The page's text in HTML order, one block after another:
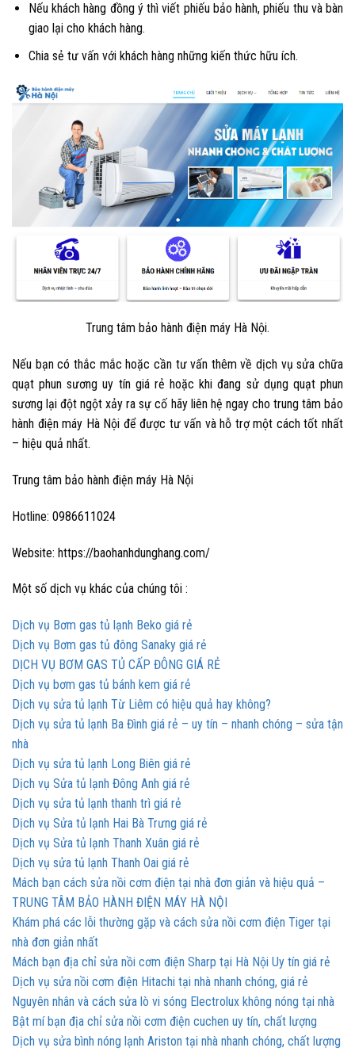
Nếu khách hàng đồng ý thì viết phiếu bảo hành, phiếu thu và bàn
giao lại cho khách hàng.
Chia sẻ tư vấn với khách hàng những kiến thức hữu ích.
Trung tâm bảo hành điện máy Hà Nội.
Nếu bạn có thắc mắc hoặc cần tư vấn thêm về dịch vụ sửa chữa
quạt phun sương uy tín giá rẻ hoặc khi đang sử dụng quạt phun
sương lại đột ngột xảy ra sự cố hãy liên hệ ngay cho trung tâm bảo
hành điện máy Hà Nội để được tư vấn và hỗ trợ một cách tốt nhất
– hiệu quả nhất.
Trung tâm bảo hành điện máy Hà Nội
Hotline: 0986611024
Website: https://baohanhdunghang.com/
Một số dịch vụ khác của chúng tôi :
Dịch vụ Bơm gas tủ lạnh Beko giá rẻ
Dịch vụ Bơm gas tủ đông Sanaky giá rẻ
DỊCH VỤ BƠM GAS TỦ CẤP ĐÔNG GIÁ RẺ
Dịch vụ bơm gas tủ bánh kem giá rẻ
Dịch vụ sửa tủ lạnh Từ Liêm có hiệu quả hay không?
Dịch vụ sửa tủ lạnh Ba Đình giá rẻ – uy tín – nhanh chóng – sửa tận
nhà
Dịch vụ sửa tủ lạnh Long Biên giá rẻ
Dịch vụ Sửa tủ lạnh Đông Anh giá rẻ
Dịch vụ sửa tủ lạnh thanh trì giá rẻ
Dịch vụ Sửa tủ lạnh Hai Bà Trưng giá rẻ
Dịch vụ Sửa tủ lạnh Thanh Xuân giá rẻ
Dịch vụ sửa tủ lạnh Thanh Oai giá rẻ
Mách bạn cách sửa nồi cơm điện tại nhà đơn giản và hiệu quả –
TRUNG TÂM BẢO HÀNH ĐIỆN MÁY HÀ NỘI
Khám phá các lỗi thường gặp và cách sửa nồi cơm điện Tiger tại
nhà đơn giản nhất
Mách bạn địa chỉ sửa nồi cơm điện Sharp tại Hà Nội Uy tín giá rẻ
Dịch vụ sửa nồi cơm điện Hitachi tại nhà nhanh chóng, giá rẻ
Nguyên nhân và cách sửa lò vi sóng Electrolux không nóng tại nhà
Bật mí bạn địa chỉ sửa nồi cơm điện cuchen uy tín, chất lượng
Dịch vụ sửa bình nóng lạnh Ariston tại nhà nhanh chóng, chất lượng